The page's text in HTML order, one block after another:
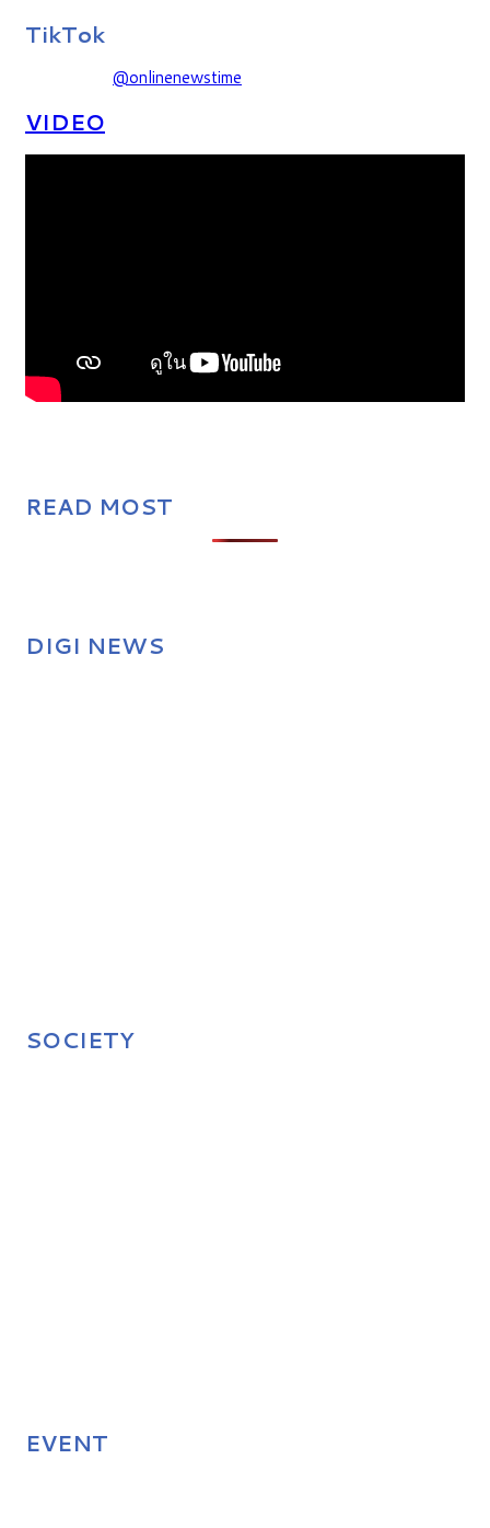
TikTok
@onlinenewstime
VIDEO
READ MOST
DIGI NEWS
SOCIETY
EVENT